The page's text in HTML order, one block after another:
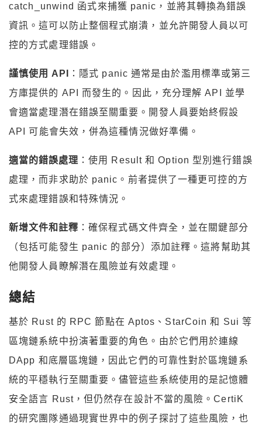
catch_unwind 函式來捕獲 panic，並將其轉換為錯誤
資訊。這可以防止整個程式崩潰，並允許開發人員以可
控的方式處理錯誤。
謹慎使用 API
：隱式 panic 通常是由於濫用標準或第三
方庫提供的 API 而發生的。因此，充分理解 API 並學
會適當處理潛在錯誤至關重要。開發人員要始終假設
API 可能會失效，併為這種情況做好準備。
適當的錯誤處理 ：使用 Result 和 Option 型別進行錯誤
處理，而非求助於 panic。前者提供了一種更可控的方
式來處理錯誤和特殊情況。
新增文件和註釋 ：確保程式碼文件齊全，並在關鍵部分
（包括可能發生 panic 的部分）添加註釋。這將幫助其
他開發人員瞭解潛在風險並有效處理。
總結
基於 Rust 的 RPC 節點在 Aptos、StarCoin 和 Sui 等
區塊鏈系統中扮演著重要的角色。由於它們用於連線
DApp 和底層區塊鏈，因此它們的可靠性對於區塊鏈系
統的平穩執行至關重要。儘管這些系統使用的是記憶體
安全語言 Rust，但仍然存在設計不當的風險。CertiK
的研究團隊通過現實世界中的例子探討了這些風險，也